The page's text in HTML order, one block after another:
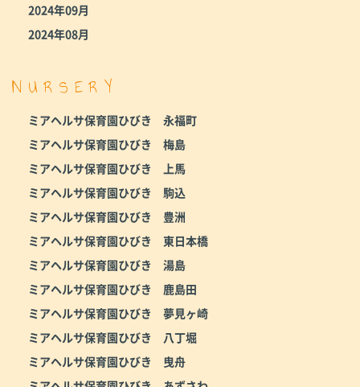
2024年09月
2024年08月
NURSERY
ミアヘルサ保育園ひびき 永福町
ミアヘルサ保育園ひびき 梅島
ミアヘルサ保育園ひびき 上馬
ミアヘルサ保育園ひびき 駒込
ミアヘルサ保育園ひびき 豊洲
ミアヘルサ保育園ひびき 東日本橋
ミアヘルサ保育園ひびき 湯島
ミアヘルサ保育園ひびき 鹿島田
ミアヘルサ保育園ひびき 夢見ヶ崎
ミアヘルサ保育園ひびき 八丁堀
ミアヘルサ保育園ひびき 曳舟